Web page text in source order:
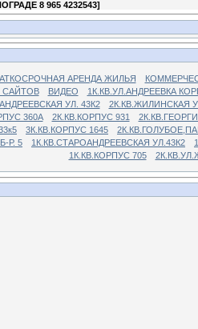
8 965 4232543]
АРЕНДА ЖИЛЬЯ
САЙТОВ ВИДЕО
1К.КВ.УЛ.АНДРЕЕВКА
УЛ. 43К2
2К.КВ.ЖИЛИНСКАЯ
360А 2К.КВ.КОРПУС 931
3К.КВ.КОРПУС 1645
Р. 5
1К.КВ.СТАРОАНДРЕЕВСКАЯ УЛ.43К2
1К.КВ.КОРПУС 705